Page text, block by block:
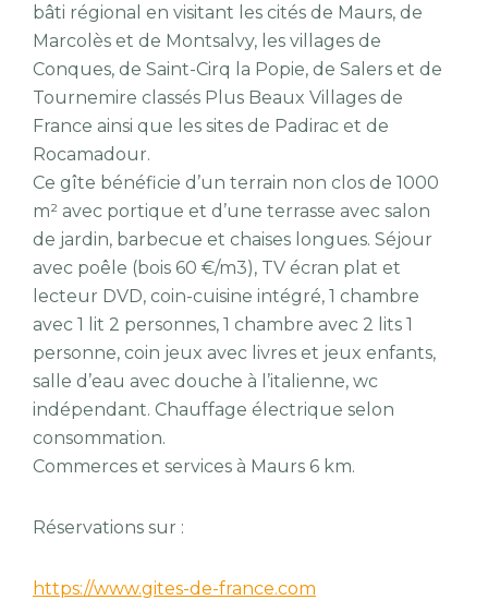
bâti régional en visitant les cités de Maurs, de
Marcolès et de Montsalvy, les villages de
Conques, de Saint-Cirq la Popie, de Salers et de
Tournemire classés Plus Beaux Villages de
France ainsi que les sites de Padirac et de
Rocamadour.
Ce gîte bénéficie d’un terrain non clos de 1000
m² avec portique et d’une terrasse avec salon
de jardin, barbecue et chaises longues. Séjour
avec poêle (bois 60 €/m3), TV écran plat et
lecteur DVD, coin-cuisine intégré, 1 chambre
avec 1 lit 2 personnes, 1 chambre avec 2 lits 1
personne, coin jeux avec livres et jeux enfants,
salle d’eau avec douche à l’italienne, wc
indépendant. Chauffage électrique selon
consommation.
Commerces et services à Maurs 6 km.
Réservations sur :
https://www.gites-de-france.com